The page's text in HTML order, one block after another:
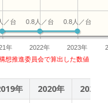
年 2022年 2023年
0.8人／台
0.8人／台
／台
想推進委員会で算出した数値
年 2020年
2021年